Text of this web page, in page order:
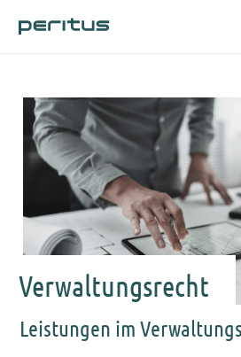
Verwaltungsrecht
Leistungen im